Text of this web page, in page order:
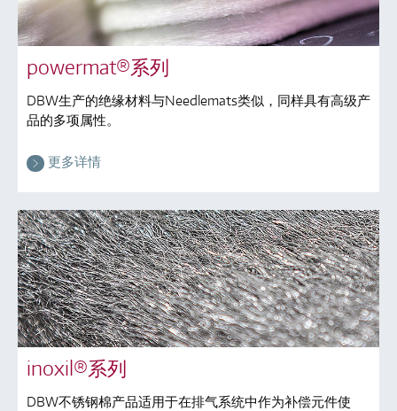
powermat®系列
DBW生产的绝缘材料与Needlemats类似，同样具有高级产
品的多项属性。
更多详情
inoxil®系列
DBW不锈钢棉产品适用于在排气系统中作为补偿元件使